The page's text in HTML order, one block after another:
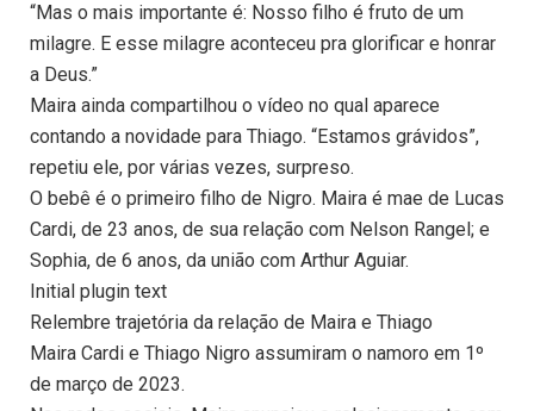
“Mas o mais importante é: Nosso filho é fruto de um
milagre. E esse milagre aconteceu pra glorificar e honrar
a Deus.”
Maira ainda compartilhou o vídeo no qual aparece
contando a novidade para Thiago. “Estamos grávidos”,
repetiu ele, por várias vezes, surpreso.
O bebê é o primeiro filho de Nigro. Maira é mae de Lucas
Cardi, de 23 anos, de sua relação com Nelson Rangel; e
Sophia, de 6 anos, da união com Arthur Aguiar.
Initial plugin text
Relembre trajetória da relação de Maira e Thiago
Maira Cardi e Thiago Nigro assumiram o namoro em 1º
de março de 2023.